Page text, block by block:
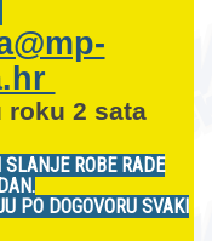
roku 2 sata
ROBE RADE
PO DOGOVORU SVAKI